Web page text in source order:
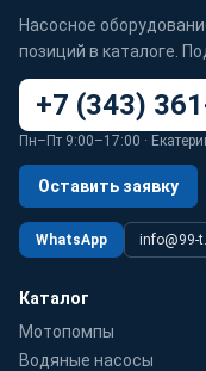
Насосное
позиций в каталоге.
+7 (343)
Пн–Пт 9:00–17:00 ·
Оставить заявку
WhatsApp info@99-
Каталог
Мотопомпы
Водяные насосы